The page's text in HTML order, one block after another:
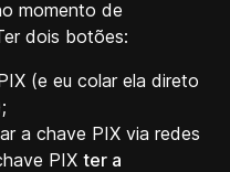
momento de
dois botões:
(e eu colar ela direto
a chave PIX via redes
PIX ter a